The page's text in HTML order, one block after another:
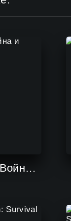
Warplane Inc: Война и Самолеты